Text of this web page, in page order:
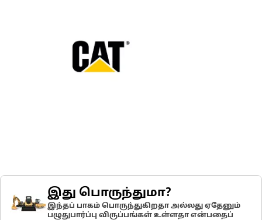
இது பொருந்துமா?
இந்தப் பாகம் பொருந்துகிறதா அல்லது ஏதேனும்
பழுதுபார்ப்பு விருப்பங்கள் உள்ளதா என்பதைப்